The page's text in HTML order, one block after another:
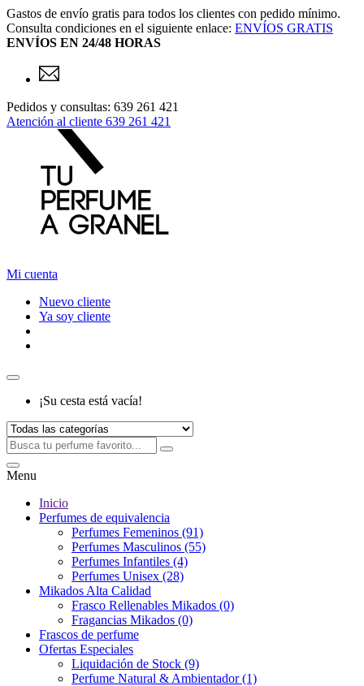
Gastos de envío gratis para todos los clientes con pedido mínimo.
Consulta condiciones en el siguiente enlace: ENVÍOS GRATIS
ENVÍOS EN 24/48 HORAS
Pedidos y consultas: 639 261 421
Atención al cliente 639 261 421
Mi cuenta
Nuevo cliente
Ya soy cliente
¡Su cesta está vacía!
Menu
Inicio
Perfumes de equivalencia
Perfumes Femeninos (91)
Perfumes Masculinos (55)
Perfumes Infantiles (4)
Perfumes Unisex (28)
Mikados Alta Calidad
Frasco Rellenables Mikados (0)
Fragancias Mikados (0)
Frascos de perfume
Ofertas Especiales
Liquidación de Stock (9)
Perfume Natural & Ambientador (1)